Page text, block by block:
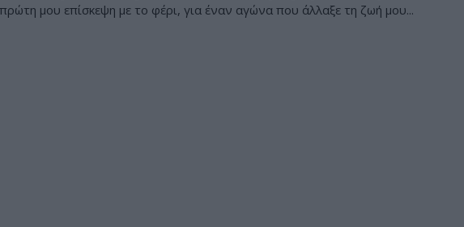
μου επίσκεψη με το φέρι, για έναν αγώνα που άλλαξε τη ζωή μου...